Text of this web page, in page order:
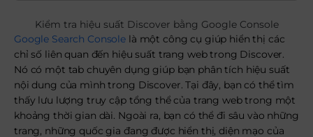
Kiểm tra hiệu suất Discover bằng Google Console
Google Search Console là một công cụ giúp hiển thị các
chỉ số liên quan đến hiệu suất trang web trong Discover.
Nó có một tab chuyên dụng giúp bạn phân tích hiệu suất
nội dung của mình trong Discover. Tại đây, bạn có thể tìm
thấy lưu lượng truy cập tổng thể của trang web trong một
khoảng thời gian dài. Ngoài ra, bạn có thể đi sâu vào những
trang, những quốc gia đang được hiển thị, diện mạo của